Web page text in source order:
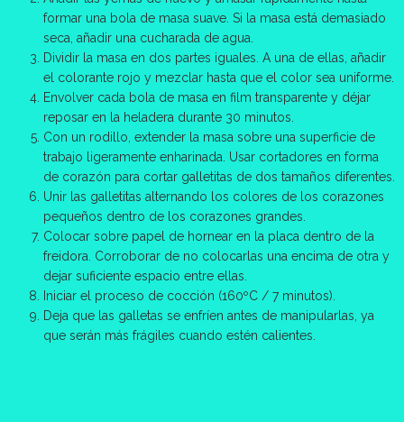
formar una bola de masa suave. Si la masa está demasiado
seca, añadir una cucharada de agua.
Dividir la masa en dos partes iguales. A una de ellas, añadir
el colorante rojo y mezclar hasta que el color sea uniforme.
Envolver cada bola de masa en film transparente y déjar
reposar en la heladera durante 30 minutos.
Con un rodillo, extender la masa sobre una superficie de
trabajo ligeramente enharinada. Usar cortadores en forma
de corazón para cortar galletitas de dos tamaños diferentes.
Unir las galletitas alternando los colores de los corazones
pequeños dentro de los corazones grandes.
Colocar sobre papel de hornear en la placa dentro de la
freidora. Corroborar de no colocarlas una encima de otra y
dejar suficiente espacio entre ellas.
Iniciar el proceso de cocción (160ºC / 7 minutos).
Deja que las galletas se enfríen antes de manipularlas, ya
que serán más frágiles cuando estén calientes.